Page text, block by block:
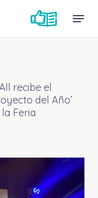
Menu
recibe el
del Año’
Feria